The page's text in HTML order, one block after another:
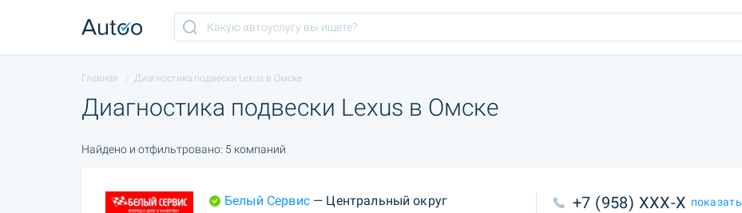
Главная Диагностика подвески Lexus в Омске
Диагностика подвески Lexus в Омске
Найдено и отфильтровано: 5 компаний
Белый Сервис— Центральный округ +7 (958) XXX-X показать